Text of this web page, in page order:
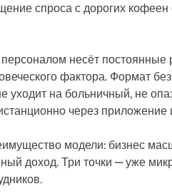
спроса с дорогих
несёт
фактора. Формат
уходит на больничный, не
через приложение
модели: бизнес
доход. Три точки — уже